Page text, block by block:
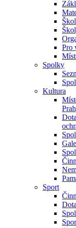
Pro
Spolky
Kultura
Sport